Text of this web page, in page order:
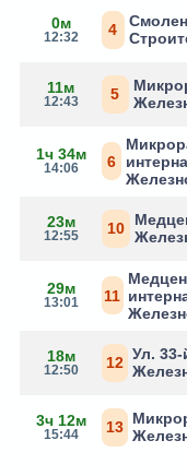
0м
12:32 4
11м
12:43 5
1ч 34м
14:06 6
23м
12:55 10
29м
13:01 11
18м
12:50 12 Ул.
3ч 12м
15:44 13